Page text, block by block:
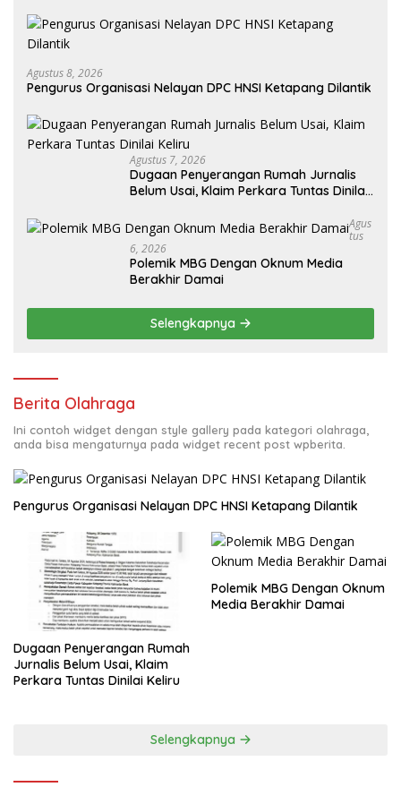
Agustus 8, 2026
Pengurus Organisasi Nelayan DPC HNSI Ketapang Dilantik
Agustus 7, 2026
Dugaan Penyerangan Rumah Jurnalis
Belum Usai, Klaim Perkara Tuntas Dinilai
Agus
Tus
6, 2026
Polemik MBG Dengan Oknum Media
Berakhir Damai
Selengkapnya
Berita Olahraga
Ini contoh widget dengan style gallery pada kategori olahraga,
anda bisa mengaturnya pada widget recent post wpberita.
Pengurus Organisasi Nelayan DPC HNSI Ketapang Dilantik
Dugaan Penyerangan Rumah
Jurnalis Belum Usai, Klaim
Perkara Tuntas Dinilai Keliru
Polemik MBG Dengan Oknum
Media Berakhir Damai
Selengkapnya